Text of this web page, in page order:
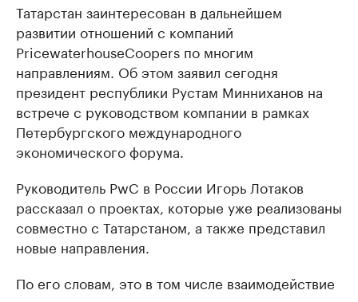
Татарстан заинтересован в дальнейшем
развитии отношений с компаний
PricewaterhouseCoopers по многим
направлениям. Об этом заявил сегодня
президент республики Рустам Минниханов на
встрече с руководством компании в рамках
Петербургского международного
экономического форума.
Руководитель PwC в России Игорь Лотаков
рассказал о проектах, которые уже реализованы
совместно с Татарстаном, а также представил
новые направления.
По его словам, это в том числе взаимодействие